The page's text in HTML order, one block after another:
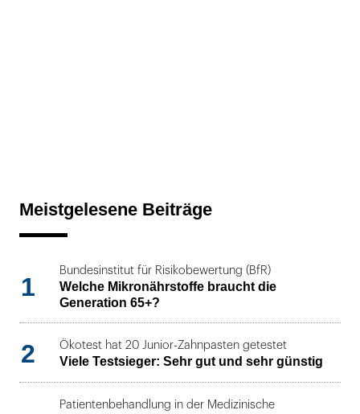
Meistgelesene Beiträge
1
Bundesinstitut für Risikobewertung (BfR)
Welche Mikronährstoffe braucht die
Generation 65+?
2 Ökotest hat 20 Junior-Zahnpasten getestet
Viele Testsieger: Sehr gut und sehr günstig
Patientenbehandlung in der Medizinische